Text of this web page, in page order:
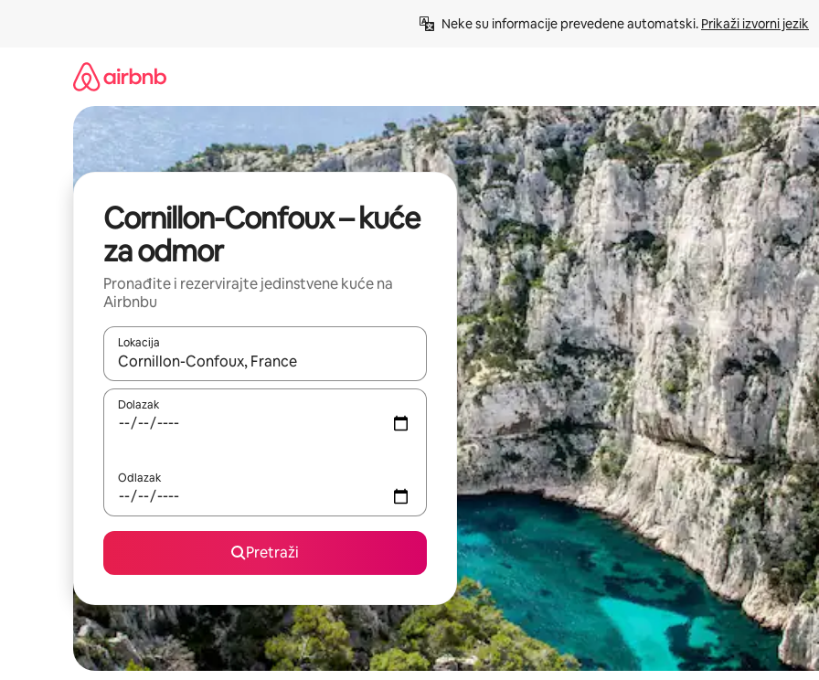
Neke su informacije prevedene automatski. Prikaži izvorni jezik
Cornillon-Confoux – kuće
za odmor
Pronađite i rezervirajte jedinstvene kuće na
Airbnbu
Lokacija
Kada budu dostupni rezultati, moći ćete ih pregledati koristeći se strelicama prema gore i prema dolje, kao i dodirom ili
Dolazak
Odlazak
Pretraži